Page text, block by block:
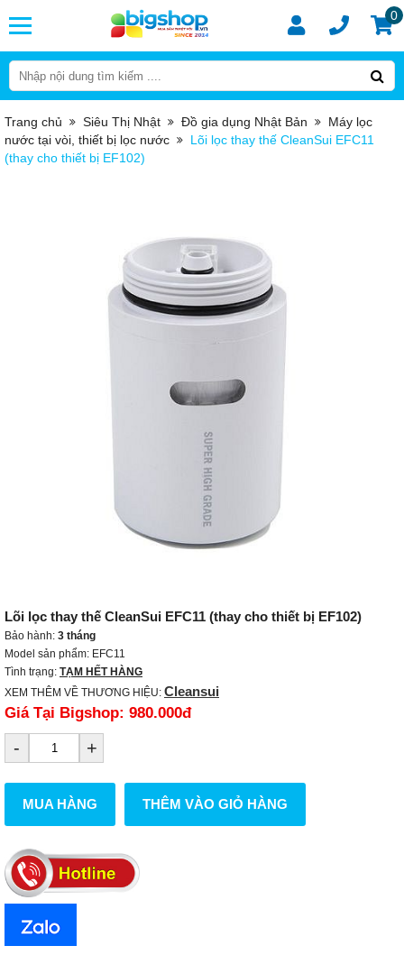
0
Trang chủ Siêu Thị Nhật Đồ gia dụng Nhật Bản
Máy lọc
nước tại vòi, thiết bị lọc nước
Lõi lọc thay thế CleanSui EFC11
(thay cho thiết bị EF102)
Lõi lọc thay thế CleanSui EFC11 (thay cho thiết bị EF102)
Bảo hành: 3 tháng
Model sản phẩm: EFC11
Tình trạng: TẠM HẾT HÀNG
XEM THÊM VỀ THƯƠNG HIỆU: Cleansui
Giá Tại Bigshop: 980.000đ
- +
MUA HÀNG THÊM VÀO GIỎ HÀNG